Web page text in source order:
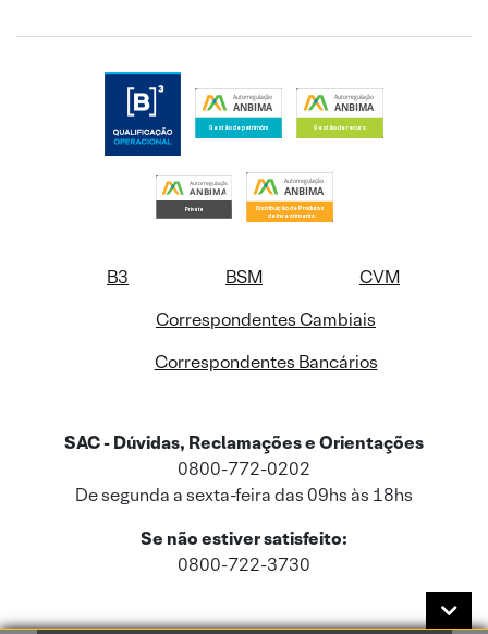
B3 BSM
CVM
Correspondentes Cambiais
Correspondentes Bancários
SAC - Dúvidas, Reclamações e Orientações
0800-772-0202
De segunda a sexta-feira das 09hs às 18hs
Se não estiver satisfeito:
0800-722-3730